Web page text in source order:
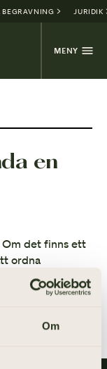
Om
BEGRAVNING JURIDIK
MENY
en
Om det finns ett
ordna